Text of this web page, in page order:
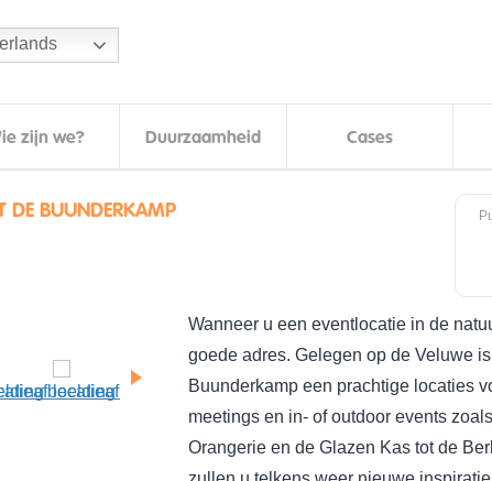
zijn we? Duurzaamheid Cases
DE BUUNDERKAMP
Wanneer u een eventlocatie in de
goede adres. Gelegen op de Veluwe
Buunderkamp een prachtige locaties
meetings en in- of outdoor events
Orangerie en de Glazen Kas tot de